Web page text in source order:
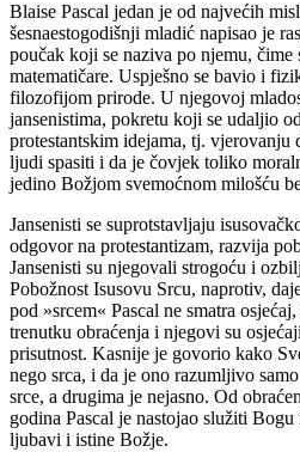
Blaise Pascal jedan je od najvećih
šesnaestogodišnji mladić napisao je
poučak koji se naziva po njemu,
matematičare. Uspješno se bavio i
filozofijom prirode. U njegovoj
jansenistima, pokretu koji se udaljio
protestantskim idejama, tj. vjerovanju
ljudi spasiti i da je čovjek toliko
jedino Božjom svemoćnom milošću
Jansenisti se suprotstavljaju
odgovor na protestantizam, razvija
Jansenisti su njegovali strogoću i
Pobožnost Isusovu Srcu, naprotiv,
pod »srcem« Pascal ne smatra
trenutku obraćenja i njegovi su
prisutnost. Kasnije je govorio kako
nego srca, i da je ono razumljivo
srce, a drugima je nejasno. Od
godina Pascal je nastojao služiti
ljubavi i istine Božje.